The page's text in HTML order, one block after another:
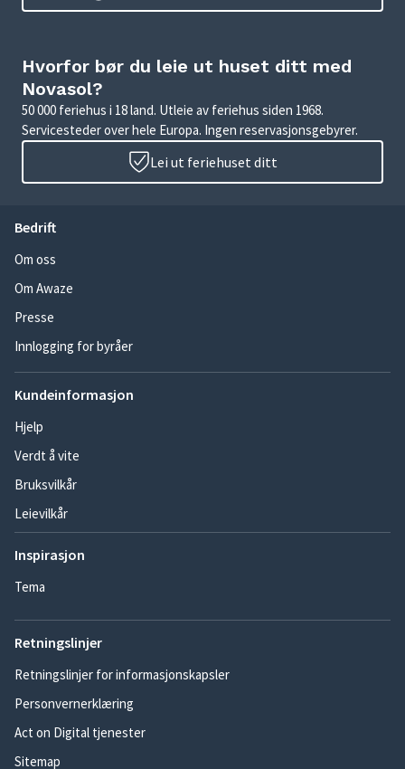
Hvorfor bør du leie ut huset ditt med
Novasol?
50 000 feriehus i 18 land. Utleie av feriehus siden 1968.
Servicesteder over hele Europa. Ingen reservasjonsgebyrer.
Lei ut feriehuset ditt
Bedrift
Om oss
Om Awaze
Presse
Innlogging for byråer
Kundeinformasjon
Hjelp
Verdt å vite
Bruksvilkår
Leievilkår
Inspirasjon
Tema
Retningslinjer
Retningslinjer for informasjonskapsler
Personvernerklæring
Act on Digital tjenester
Sitemap